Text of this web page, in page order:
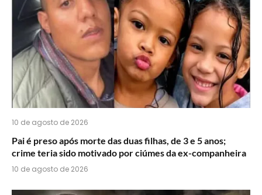
10 de agosto de 2026
Pai é preso após morte das duas filhas, de 3 e 5 anos;
crime teria sido motivado por ciúmes da ex-companheira
10 de agosto de 2026